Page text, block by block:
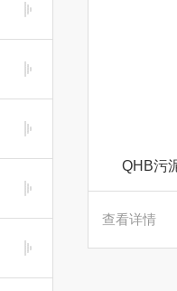
QHB污
查看详情